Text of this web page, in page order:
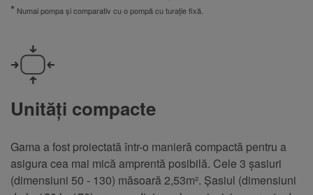
* Numai pompa și comparativ cu o pompă cu turație fixă.
Unități compacte
Gama a fost proiectată într-o manieră compactă pentru a
asigura cea mai mică amprentă posibilă. Cele 3 șasiuri
(dimensiuni 50 - 130) măsoară 2,53m². Șasiul (dimensiuni